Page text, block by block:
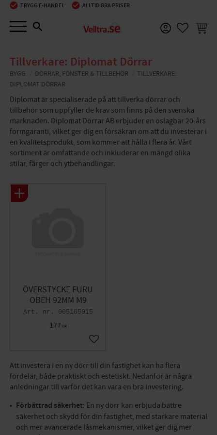
Meny
TRYGG E-HANDEL ALLTID BRA PRISER
Tillverkare: Diplomat Dörrar
BYGG DÖRRAR, FÖNSTER & TILLBEHÖR
TILLVERKARE:
DIPLOMAT DÖRRAR
Diplomat är specialiserade på att tillverka dörrar och
tillbehör som uppfyller de krav som finns på den svenska
marknaden. Diplomat Dörrar AB erbjuder en oslagbar 20-års
formgaranti, vilket ger dig en försäkran om att du investerar i
en kvalitetsprodukt, som kommer att hålla i flera år. Vårt
sortiment är omfattande och inkluderar en mängd olika
stilar, färger och ytbehandlingar.
ÖVERSTYCKE FURU
OBEH 92MM M9
005165015
177 KR
Lägg till i favoriter
Att investera i en ny dörr till din fastighet kan ha flera
fördelar, både praktiskt och estetiskt. Nedanför är några
anledningar till varför det kan vara en bra investering.
Förbättrad säkerhet: En ny dörr kan erbjuda bättre
säkerhet och skydd för din fastighet, med starkare material
och mer avancerade låsmekanismer, vilket ger dig mer